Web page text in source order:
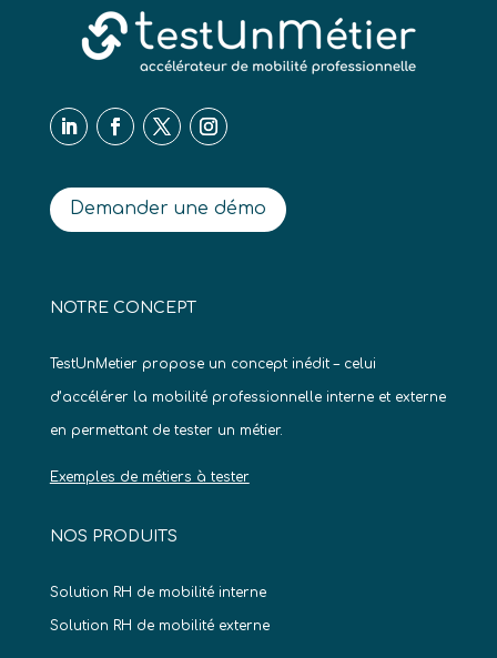
Demander une démo
NOTRE CONCEPT
TestUnMetier propose un concept inédit – celui
d’accélérer la mobilité professionnelle interne et externe
en permettant de tester un métier.
Exemples de métiers à tester
NOS PRODUITS
Solution RH de mobilité interne
Solution RH de mobilité externe